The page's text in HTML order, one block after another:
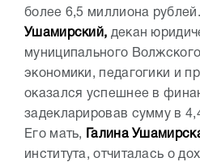
более 6,5 миллиона
Ушамирский, декан
муниципального
экономики, педагогики и
оказался успешнее в
задекларировав сумму в
Его мать,
Галина
института, отчиталась о